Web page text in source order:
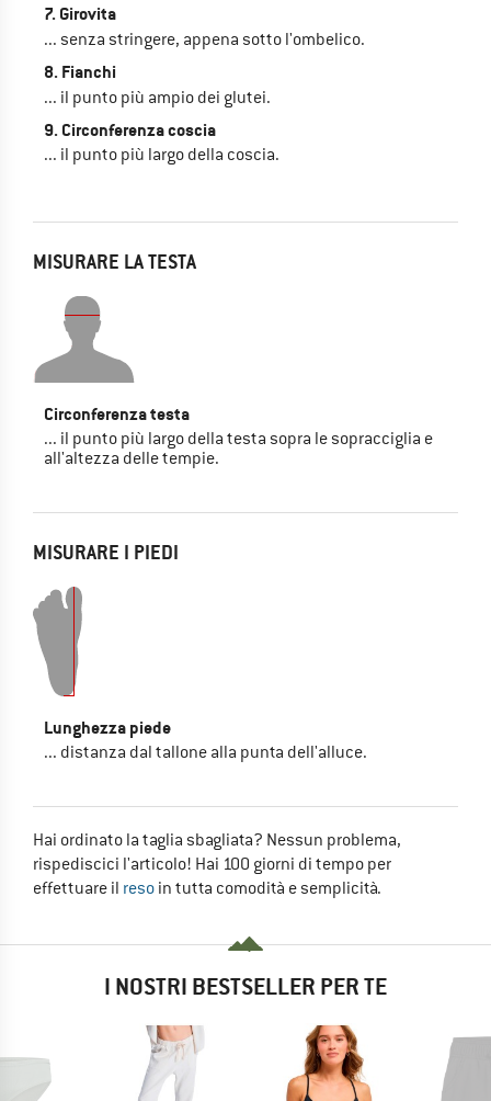
7. Girovita
... senza stringere, appena sotto l'ombelico.
8. Fianchi
... il punto più ampio dei glutei.
9. Circonferenza coscia
... il punto più largo della coscia.
MISURARE LA TESTA
Circonferenza testa
... il punto più largo della testa sopra le sopracciglia e
all'altezza delle tempie.
MISURARE I PIEDI
Lunghezza piede
... distanza dal tallone alla punta dell'alluce.
Hai ordinato la taglia sbagliata? Nessun problema,
rispediscici l'articolo! Hai 100 giorni di tempo per
effettuare il reso in tutta comodità e semplicità.
I NOSTRI BESTSELLER PER TE